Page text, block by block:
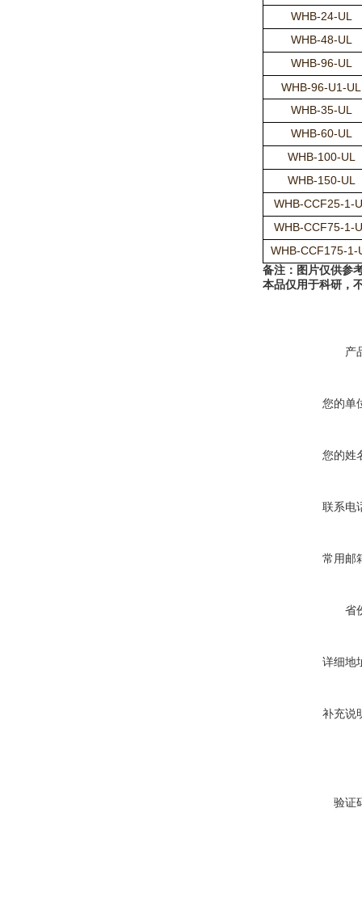
WHB-24-UL
WHB-48-UL
WHB-96-UL
WHB-96-U1-UL
WHB-35-UL
WHB-60-UL
WHB-100-UL
WHB-150-UL
WHB-CCF25-1-
WHB-CCF75-1-
WHB-CCF175-1-
备注： 图片仅供参
本品仅用于科研，
产
您的单
您的姓
联系电
常用邮
省
详细地
补充说
验证